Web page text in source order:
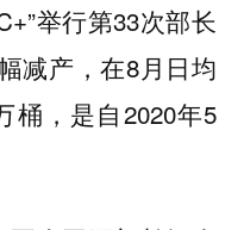
举行第33次部长
减产，在8月日均
桶，是自2020年5